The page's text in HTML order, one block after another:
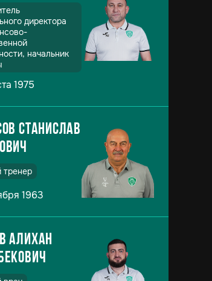
директора
начальник
1975
Станислав
тренер
1963
Алихан